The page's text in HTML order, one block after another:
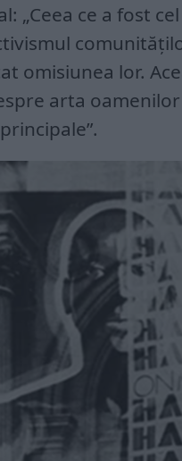
„Ceea ce a fost
omisiunea lor.
arta